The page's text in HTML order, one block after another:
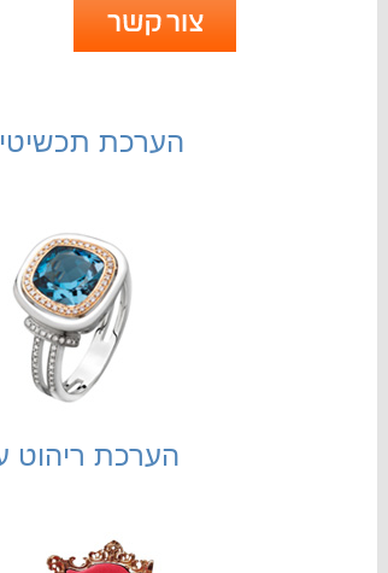
הערכת
הערכת ריהוט